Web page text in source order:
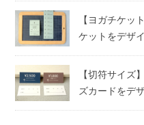
【ヨガチケッ
ケットをデザ
【切符サイズ
ズカードをデ